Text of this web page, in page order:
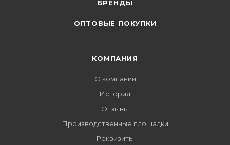
БРЕНДЫ
ОПТОВЫЕ ПОКУПКИ
КОМПАНИЯ
О компании
История
Отзывы
Производственные площадки
Реквизиты